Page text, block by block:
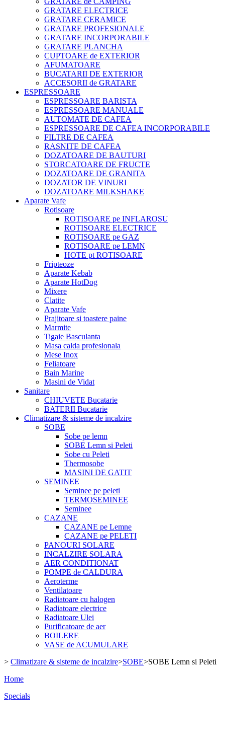
GRATARE ELECTRICE
GRATARE CERAMICE
GRATARE PROFESIONALE
GRATARE INCORPORABILE
GRATARE PLANCHA
CUPTOARE de EXTERIOR
AFUMATOARE
BUCATARII DE EXTERIOR
ACCESORII de GRATARE
ESPRESSOARE
ESPRESSOARE BARISTA
ESPRESSOARE MANUALE
AUTOMATE DE CAFEA
ESPRESSOARE DE CAFEA INCORPORABILE
FILTRE DE CAFEA
RASNITE DE CAFEA
DOZATOARE DE BAUTURI
STORCATOARE DE FRUCTE
DOZATOARE DE GRANITA
DOZATOR DE VINURI
DOZATOARE MILKSHAKE
Aparate Vafe
Rotisoare
ROTISOARE pe INFLAROSU
ROTISOARE ELECTRICE
ROTISOARE pe GAZ
ROTISOARE pe LEMN
HOTE pt ROTISOARE
Fripteoze
Aparate Kebab
Aparate HotDog
Mixere
Clatite
Aparate Vafe
Prajitoare si toastere paine
Marmite
Tigaie Basculanta
Masa calda profesionala
Mese Inox
Feliatoare
Bain Marine
Masini de Vidat
Sanitare
CHIUVETE Bucatarie
BATERII Bucatarie
Climatizare & sisteme de incalzire
SOBE
Sobe pe lemn
SOBE Lemn si Peleti
Sobe cu Peleti
Thermosobe
MASINI DE GATIT
SEMINEE
Seminee pe peleti
TERMOSEMINEE
Seminee
CAZANE
CAZANE pe Lemne
CAZANE pe PELETI
PANOURI SOLARE
INCALZIRE SOLARA
AER CONDITIONAT
POMPE de CALDURA
Aeroterme
Ventilatoare
Radiatoare cu halogen
Radiatoare electrice
Radiatoare Ulei
Purificatoare de aer
BOILERE
VASE de ACUMULARE
> Climatizare & sisteme de incalzire>SOBE>SOBE Lemn si Peleti
Home
Specials